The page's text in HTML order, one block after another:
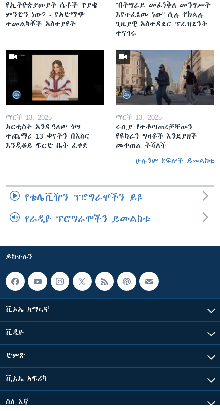
የኢትዮጵያውያት ሴቶች ጥያቄ
ምንድን ነው? - የአድማጭ
ተመልካቾች አስተያየት
"በትግራይ መፈንቅለ መንግሥት
እየተፈጸመ ነው" ሲሉ የክልሉ
ጊዜያዊ አስተዳደር ፕሬዝደንት
ተናገሩ
ማርች 13, 2025
አርቲስት አንዱዓለም ጎሣ
ተጨማሪ 13 ቀናትን በእስር
እንዲቆይ ፍርድ ቤት ፈቀደ
ማርች 13, 2025
ሩሲያ የተቆጣጠረቻቸውን
የዩክሬን ግዛቶች እንደያዘች
መቀጠል ትሻለች
ሁሉንም ክፍሎች ይመልከቱ
የቴሌቪዥን ፕሮግራሞችን ይዩ
የራዲዮ ፕሮግራሞችን ይመልከቱ
ይከተሉን
ቪኦኤ አማርኛ
ቪዲዮ
ድምጽ
ቪኦኤ አፍሪካ
ስለ እኛ